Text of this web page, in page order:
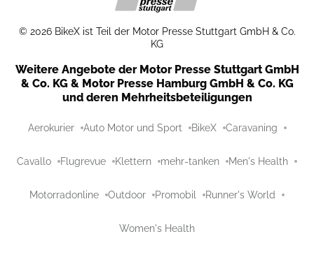
© 2026 BikeX ist Teil der Motor Presse Stuttgart GmbH & Co.
KG
Weitere Angebote der Motor Presse Stuttgart GmbH
& Co. KG & Motor Presse Hamburg GmbH & Co. KG
und deren Mehrheitsbeteiligungen
Aerokurier Auto Motor und Sport BikeX Caravaning
Cavallo Flugrevue Klettern mehr-tanken Men's Health
Motorradonline Outdoor Promobil Runner's World
Women's Health